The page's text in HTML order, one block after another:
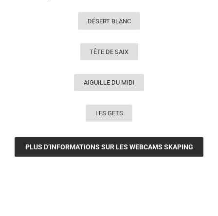
DÉSERT BLANC
TÊTE DE SAIX
AIGUILLE DU MIDI
LES GETS
PLUS D’INFORMATIONS SUR LES WEBCAMS SKAPING